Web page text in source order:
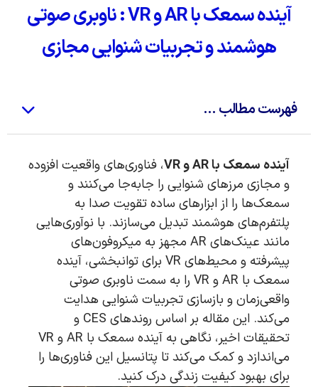
آینده سمعک با AR و VR : ناوبری صوتی
هوشمند و تجربیات شنوایی مجازی
فهرست مطالب ...
آینده سمعک با AR و VR
، فناوری‌های واقعیت افزوده
و مجازی مرزهای شنوایی را جابه‌جا می‌کنند و
سمعک‌ها را از ابزارهای ساده تقویت صدا به
پلتفرم‌های هوشمند تبدیل می‌سازند. با نوآوری‌هایی
مانند عینک‌های AR مجهز به میکروفون‌های
پیشرفته و محیط‌های VR برای توانبخشی، آینده
سمعک با AR و VR را به سمت ناوبری صوتی
واقعی‌زمان و بازسازی تجربیات شنوایی هدایت
می‌کند. این مقاله بر اساس روندهای CES و
تحقیقات اخیر، نگاهی به آینده سمعک با AR و VR
می‌اندازد و کمک می‌کند تا پتانسیل این فناوری‌ها را
برای بهبود کیفیت زندگی درک کنید.